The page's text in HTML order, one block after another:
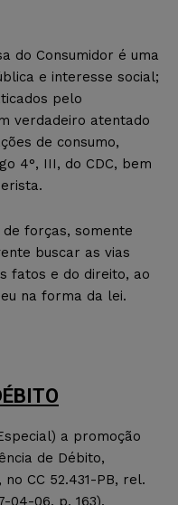
do Consumidor é uma
e interesse social;
pelo
verdadeiro atentado
de consumo,
4°, III, do CDC, bem
forças, somente
buscar as vias
fatos e do direito, ao
na forma da lei.
a promoção
de Débito,
CC 52.431-PB, rel.
04-06, p. 163).